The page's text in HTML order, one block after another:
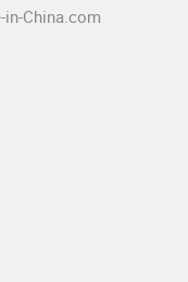
China.com